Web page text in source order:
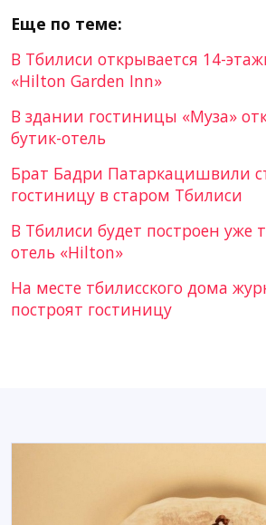
Еще по теме:
В Тбилиси открывается 14-
«Hilton Garden Inn»
В здании гостиницы «Муза»
бутик-отель
Брат Бадри Патаркацишвили
гостиницу в старом Тбилиси
В Тбилиси будет построен уже
отель «Hilton»
На месте тбилисского дома
построят гостиницу